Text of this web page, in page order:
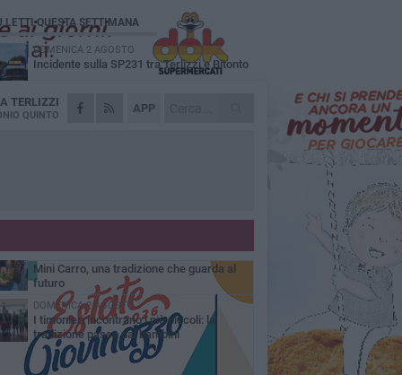
APP
TERLIZZI
QUINTO
LETTI QUESTA SETTIMANA
DOMENICA 2 AGOSTO
Incidente sulla SP231 tra Terlizzi e Bitonto
GIOVEDÌ 6 AGOSTO
A Terlizzi nasce il comitato di Futuro
Festa Maggiore, il programma del 6 agosto
MARTEDÌ 4 AGOSTO
Mini Carro, una tradizione che guarda al
futuro
DOMENICA 2 AGOSTO
I timonieri incontrano i più piccoli: la
tradizione passa dai bambini